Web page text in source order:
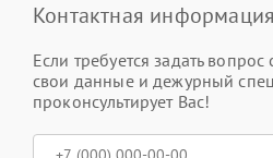
Контактная информация
Если требуется задать вопрос
свои данные и дежурный
проконсультирует Вас!